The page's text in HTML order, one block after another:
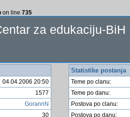
on line 735
za edukaciju-BiH
04.04.2006 20:50
1577
GorannN
30
Statistike postanja
Teme po clanu:
Teme po danu:
Postova po clanu:
Postova po danu: